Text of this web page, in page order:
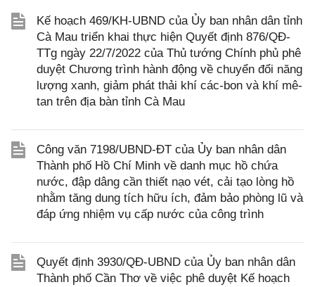
Kế hoạch 469/KH-UBND của Ủy ban nhân dân tỉnh
Cà Mau triển khai thực hiện Quyết định 876/QĐ-
TTg ngày 22/7/2022 của Thủ tướng Chính phủ phê
duyệt Chương trình hành động về chuyển đổi năng
lượng xanh, giảm phát thải khí các-bon và khí mê-
tan trên địa bàn tỉnh Cà Mau
Công văn 7198/UBND-ĐT của Ủy ban nhân dân
Thành phố Hồ Chí Minh về danh mục hồ chứa
nước, đập dâng cần thiết nạo vét, cải tạo lòng hồ
nhằm tăng dung tích hữu ích, đảm bảo phòng lũ và
đáp ứng nhiệm vụ cấp nước của công trình
Quyết định 3930/QĐ-UBND của Ủy ban nhân dân
Thành phố Cần Thơ về việc phê duyệt Kế hoạch